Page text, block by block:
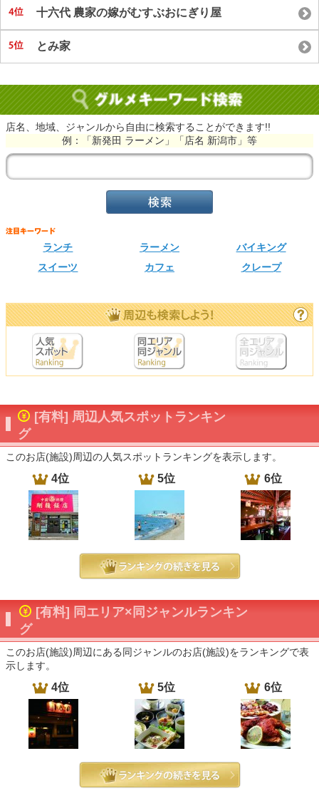
十六代 農家の嫁がむすぶおにぎり屋
とみ家
店名、地域、ジャンルから自由に検索することができます!!
例：「新発田 ラーメン」「店名 新潟市」等
ランチ ラーメン
バイキング
スイーツ
カフェ クレープ
[有料] 周辺人気スポットランキン
グ
このお店(施設)周辺の人気スポットランキングを表示します。
4位 5位 6位
[有料] 同エリア×同ジャンルランキン
グ
このお店(施設)周辺にある同ジャンルのお店(施設)をランキングで表
示します。
4位 5位 6位